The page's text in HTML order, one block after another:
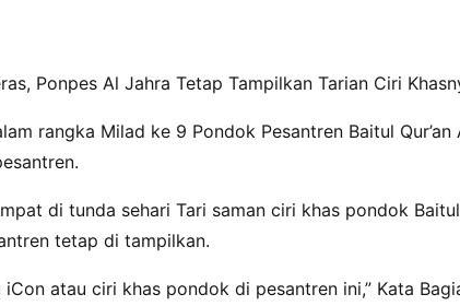
Ponpes Al Jahra Tetap Tampilkan Tarian Ciri
rangka Milad ke 9 Pondok Pesantren Baitul
di tunda sehari Tari saman ciri khas pondok Baitul
tetap di tampilkan.
iCon atau ciri khas pondok di pesantren ini,” Kata